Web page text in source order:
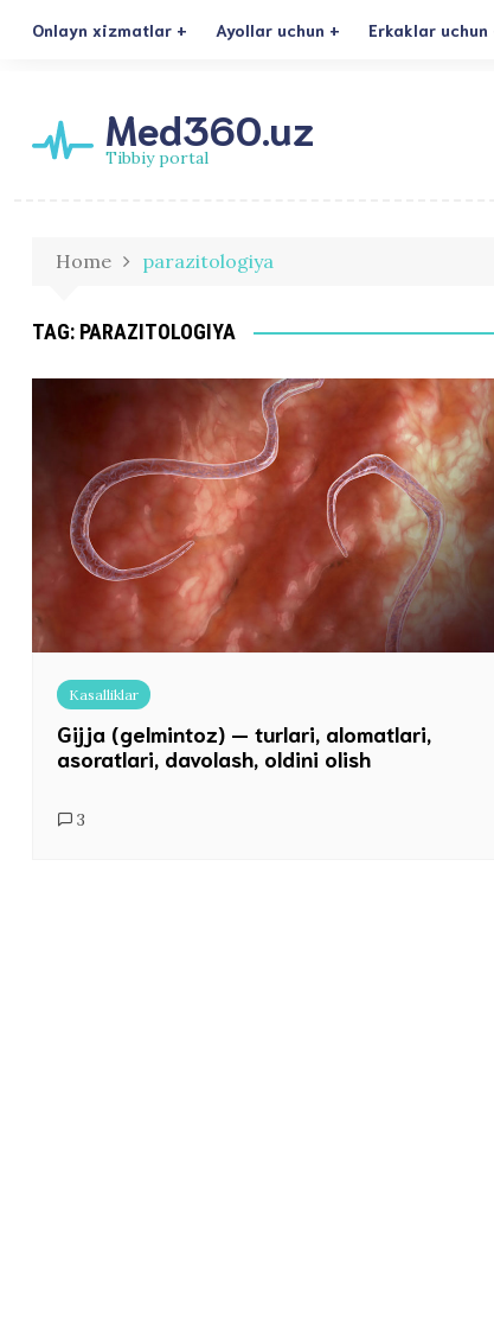
Onlayn xizmatlar Ayollar uchun Erkaklar uchun
Med360.uz
Tibbiy portal
Home parazitologiya
TAG: PARAZITOLOGIYA
Kasalliklar
Gijja (gelmintoz) — turlari, alomatlari,
asoratlari, davolash, oldini olish
3